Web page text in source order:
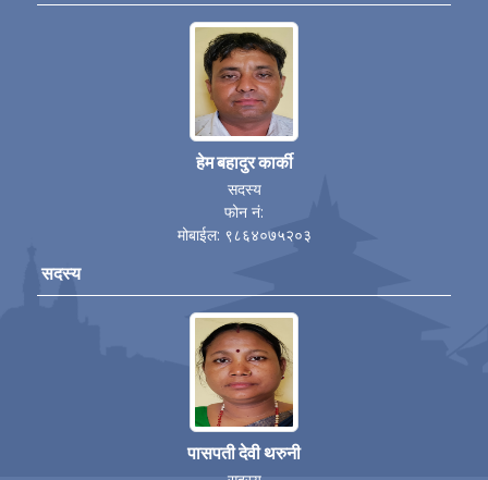
हेम बहादुर कार्की
सदस्य
फोन नं:
मोबाईल: ९८६४०७५२०३
सदस्य
पासपती देवी थरुनी